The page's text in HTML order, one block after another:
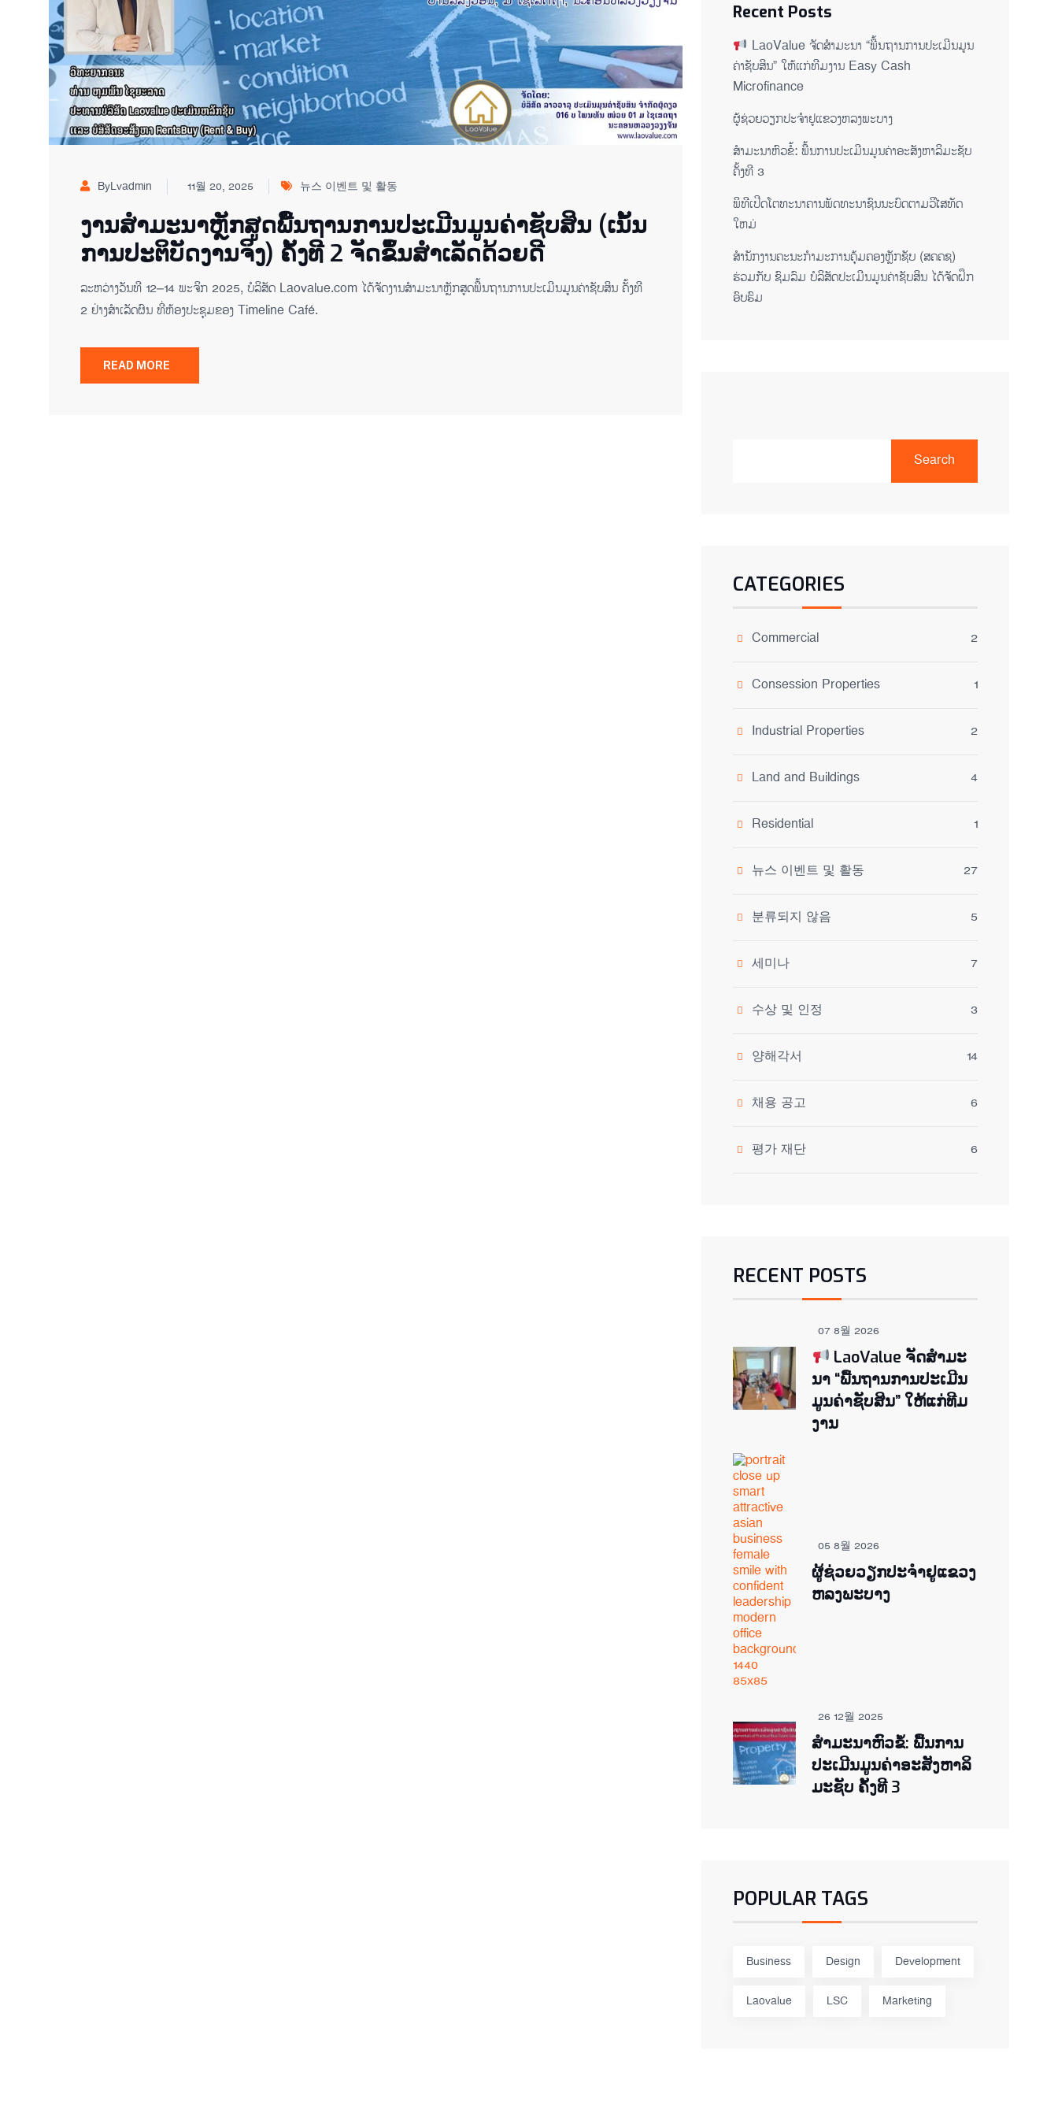
ByLvadmin 11월 20, 2025 뉴스 이벤트 및 활동
ງານສຳມະນາຫຼັກສູດພື້ນຖານການປະເມີນມູນຄ່າຊັບສິນ (ເນັ້ນ
ການປະຕິບັດງານຈິງ) ຄັ້ງທີ 2 ຈັດຂຶ້ນສຳເລັດດ້ວຍດີ
ລະຫວ່າງວັນທີ 12–14 ພະຈິກ 2025, ບໍລິສັດ Laovalue.com ໄດ້ຈັດງານສຳມະນາຫຼັກສູດພື້ນຖານການປະເມີນມູນຄ່າຊັບສິນ ຄັ້ງທີ
2 ຢ່າງສຳເລັດຜົນ ທີ່ຫ້ອງປະຊຸມຂອງ Timeline Café.
READ MORE
Recent Posts
LaoValue ຈັດສຳມະນາ “ພື້ນຖານການປະເມີນມູນ
ຄ່າຊັບສິນ” ໃຫ້ແກ່ທີມງານ Easy Cash
Microfinance
ຜູ້ຊ່ວຍ​ວຽກປະ​ຈຳ​ຢູ​​ແຂວງຫລງ​ພະ​ບາງ
ສຳມະນາຫົວຂໍ້: ພື້ນການປະເມີນມູນຄ່າອະສັງຫາລິມະຊັບ
ຄັ້ງທີ 3
ພິ​ທີ​ເປີດ​ໂຕ​ທະ​ນາ​ຄານ​ພັດ​ທະ​ນາ​ຊົນ​ນະ​ບົດ​ຕາມ​ວິ​ໄສ​ທັດ​
ໃຫມ່
ສໍານັກງານຄະນະກໍາມະການຄຸ້ມຄອງຫຼັກຊັບ (ສຄຄຊ)
ຮ່ວມກັບ ຊົມລົມ ບໍລິສັດປະເມີນມູນຄ່າຊັບສິນ ໄດ້ຈັດຝຶກ
ອົບຮົມ
Search
CATEGORIES
Commercial 2
Consession Properties 1
Industrial Properties 2
Land and Buildings 4
Residential 1
뉴스 이벤트 및 활동 27
분류되지 않음 5
세미나 7
수상 및 인정 3
양해각서 14
채용 공고 6
평가 재단 6
RECENT POSTS
07 8월 2026
LaoValue ຈັດສຳມະ
ນາ “ພື້ນຖານການປະເມີນ
ມູນຄ່າຊັບສິນ” ໃຫ້ແກ່ທີມ
ງານ
05 8월 2026
ຜູ້ຊ່ວຍ​ວຽກປະ​ຈຳ​ຢູ​​ແຂວງ
ຫລງ​ພະ​ບາງ
26 12월 2025
ສຳມະນາຫົວຂໍ້: ພື້ນການ
ປະເມີນມູນຄ່າອະສັງຫາລິ
ມະຊັບ ຄັ້ງທີ 3
POPULAR TAGS
Business Design Development
Laovalue LSC Marketing